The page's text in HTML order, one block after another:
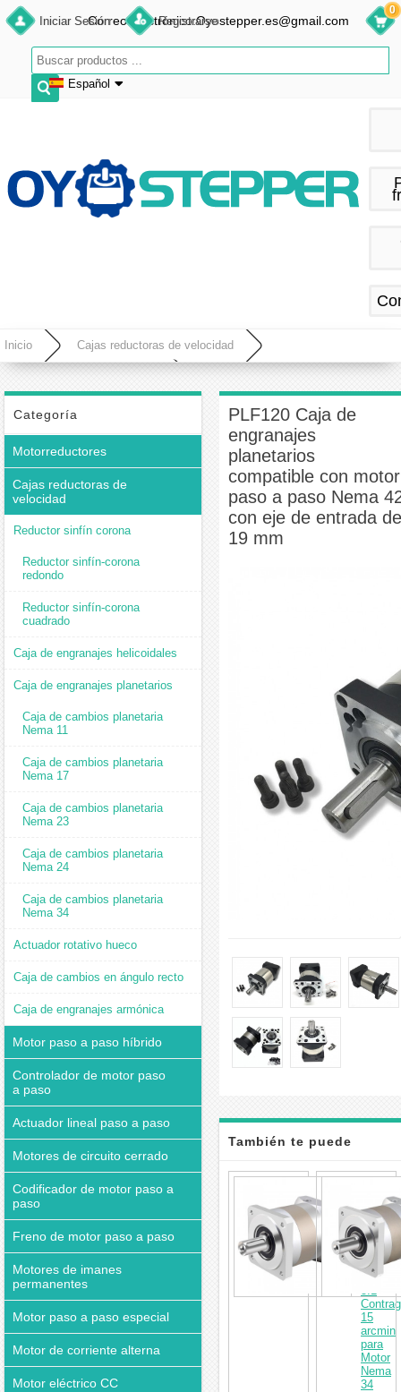
Iniciar Sesión Registrarse
Español
Français
Español
Correo electrónico:Oyostepper.es@gmail.com
0
Inicio Cajas reductoras de velocidad
Caja de cambios planetaria Nema 34 PLF120 Caja de engranajes
planetarios compatible con motor paso a paso Nema 42 con eje de entrada de 19 mm
Categoría
Motorreductores
Cajas reductoras de
velocidad
Reductor sinfín corona
Reductor sinfín-corona
redondo
Reductor sinfín-corona
cuadrado
Caja de engranajes helicoidales
Caja de engranajes planetarios
Caja de cambios planetaria
Nema 11
Caja de cambios planetaria
Nema 17
Caja de cambios planetaria
Nema 23
Caja de cambios planetaria
Nema 24
Caja de cambios planetaria
Nema 34
Actuador rotativo hueco
Caja de cambios en ángulo recto
Caja de engranajes armónica
Motor paso a paso híbrido
Controlador de motor paso
a paso
Actuador lineal paso a paso
Motores de circuito cerrado
Codificador de motor paso a
paso
Freno de motor paso a paso
Motores de imanes
permanentes
Motor paso a paso especial
Motor de corriente alterna
Motor eléctrico CC
PLF120 Caja de
engranajes
planetarios
compatible con motor
paso a paso Nema
con eje de entrada de
19 mm
También te puede
interesar
Nema
34
serie
TQEG
5:1
15
arcmin
para
Motor
Nema
34